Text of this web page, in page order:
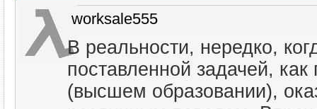
worksale555
В реальности, нередко,
поставленной задачей,
(высшем образовании),